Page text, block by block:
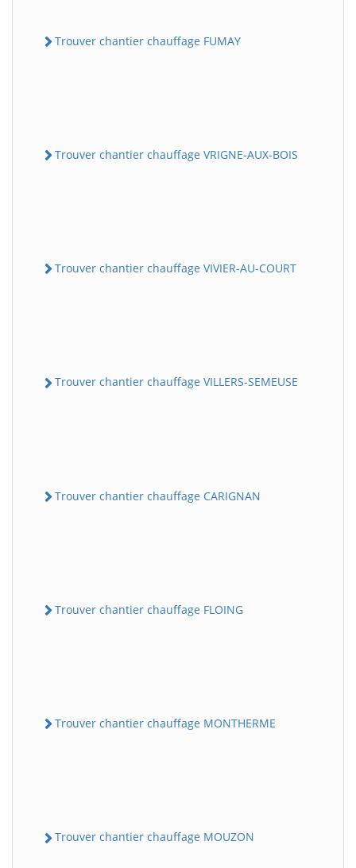
Trouver chantier chauffage FUMAY
Trouver chantier chauffage VRIGNE-AUX-BOIS
Trouver chantier chauffage VIVIER-AU-COURT
Trouver chantier chauffage VILLERS-SEMEUSE
Trouver chantier chauffage CARIGNAN
Trouver chantier chauffage FLOING
Trouver chantier chauffage MONTHERME
Trouver chantier chauffage MOUZON